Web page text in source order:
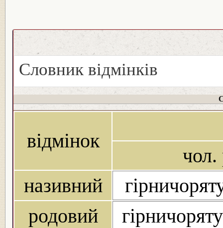
Словник відмінків
відмінок
чол.
називний
родовий